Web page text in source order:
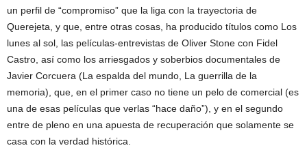
un perfil de “compromiso” que la liga con la trayectoria de
Querejeta, y que, entre otras cosas, ha producido títulos como Los
lunes al sol, las películas-entrevistas de Oliver Stone con Fidel
Castro, así como los arriesgados y soberbios documentales de
Javier Corcuera (La espalda del mundo, La guerrilla de la
memoria), que, en el primer caso no tiene un pelo de comercial (es
una de esas películas que verlas “hace daño”), y en el segundo
entre de pleno en una apuesta de recuperación que solamente se
casa con la verdad histórica.